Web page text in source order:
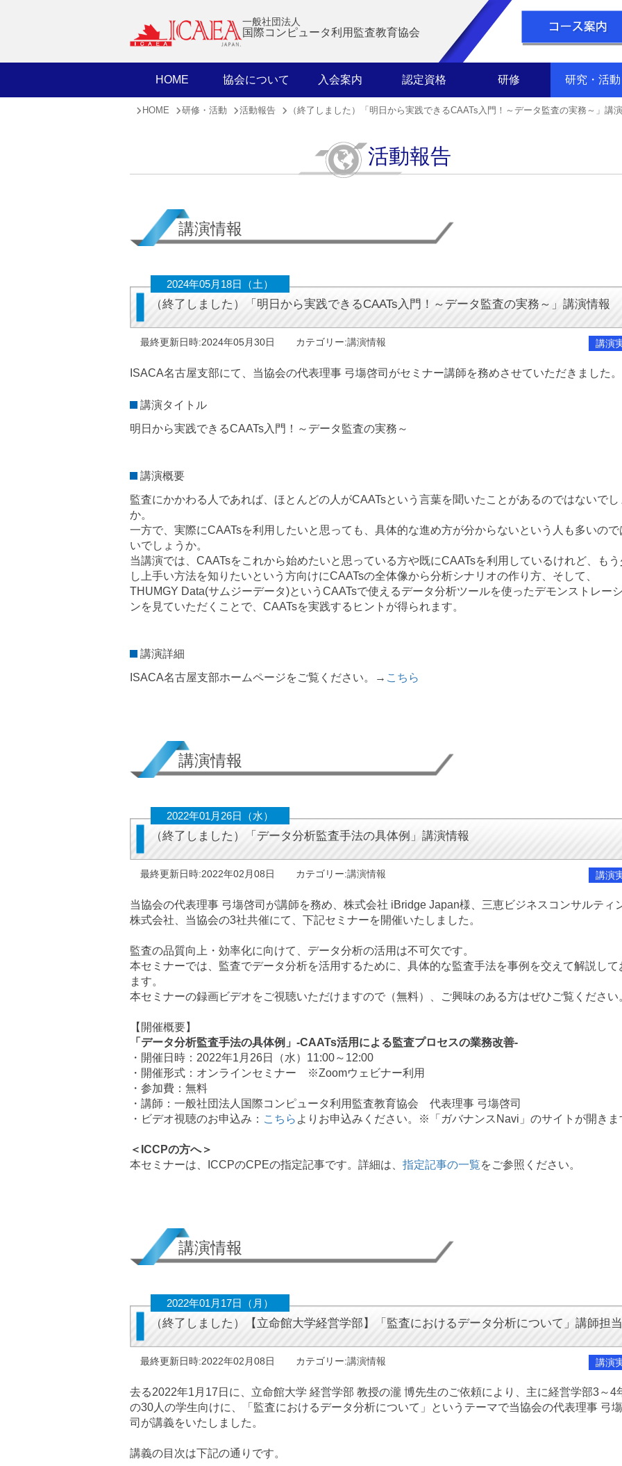
一般社団法人
国際コンピュータ利用監査教育協会
HOME 協会について 入会案内 認定資格 研修 研究・活動
HOME 研修・活動 活動報告 （終了しました）「明日から実践できるCAATs入門！～データ監査の実務～」講
活動報告
講演情報
（終了しました）「明日から実践できるCAATs入門！～データ監査の実務～」講演情報
2024年05月18日（土）
最終更新日時:2024年05月30日 カテゴリー:講演情報 講演
ISACA名古屋支部にて、当協会の代表理事 弓塲啓司がセミナー講師を務めさせていただきました。
講演タイトル
明日から実践できるCAATs入門！～データ監査の実務～
講演概要
監査にかかわる人であれば、ほとんどの人がCAATsという言葉を聞いたことがあるのではないでし
か。
一方で、実際にCAATsを利用したいと思っても、具体的な進め方が分からないという人も多いので
いでしょうか。
当講演では、CAATsをこれから始めたいと思っている方や既にCAATsを利用しているけれど、もう
し上手い方法を知りたいという方向けにCAATsの全体像から分析シナリオの作り方、そして、
THUMGY Data(サムジーデータ)というCAATsで使えるデータ分析ツールを使ったデモンストレー
ンを見ていただくことで、CAATsを実践するヒントが得られます。
講演詳細
ISACA名古屋支部ホームページをご覧ください。→ こちら
講演情報
（終了しました）「データ分析監査手法の具体例」講演情報
2022年01月26日（水）
最終更新日時:2022年02月08日 カテゴリー:講演情報 講演
当協会の代表理事 弓塲啓司が講師を務め、株式会社 iBridge Japan様、三恵ビジネスコンサルティ
株式会社、当協会の3社共催にて、下記セミナーを開催いたしました。
監査の品質向上・効率化に向けて、データ分析の活用は不可欠です。
本セミナーでは、監査でデータ分析を活用するために、具体的な監査手法を事例を交えて解説して
ます。
本セミナーの録画ビデオをご視聴いただけますので（無料）、ご興味のある方はぜひご覧ください
【開催概要】
「データ分析監査手法の具体例」-CAATs活用による監査プロセスの業務改善-
・開催日時：2022年1月26日（水）11:00～12:00
・開催形式：オンラインセミナー ※Zoomウェビナー利用
・参加費：無料
・講師：一般社団法人国際コンピュータ利用監査教育協会 代表理事 弓塲啓司
・ビデオ視聴のお申込み： こちら よりお申込みください。※「ガバナンスNavi」のサイトが開きま
＜ICCPの方へ＞
本セミナーは、ICCPのCPEの指定記事です。詳細は、 指定記事の一覧をご参照ください。
講演情報
（終了しました）【立命館大学経営学部】「監査におけるデータ分析について」講師担当
2022年01月17日（月）
最終更新日時:2022年02月08日 カテゴリー:講演情報 講演
去る2022年1月17日に、立命館大学 経営学部 教授の瀧 博先生のご依頼により、主に経営学部3～4
の30人の学生向けに、「監査におけるデータ分析について」というテーマで当協会の代表理事 弓
司が講義をいたしました。
講義の目次は下記の通りです。